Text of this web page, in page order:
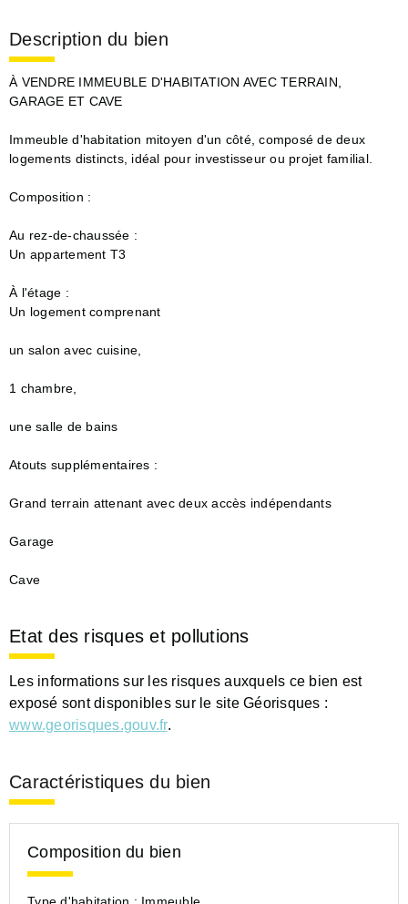
Description du bien
À VENDRE IMMEUBLE D'HABITATION AVEC TERRAIN,
GARAGE ET CAVE
Immeuble d'habitation mitoyen d'un côté, composé de deux
logements distincts, idéal pour investisseur ou projet familial.
Composition :
Au rez-de-chaussée :
Un appartement T3
À l'étage :
Un logement comprenant
un salon avec cuisine,
1 chambre,
une salle de bains
Atouts supplémentaires :
Grand terrain attenant avec deux accès indépendants
Garage
Cave
Etat des risques et pollutions
Les informations sur les risques auxquels ce bien est
exposé sont disponibles sur le site Géorisques :
www.georisques.gouv.fr.
Caractéristiques du bien
Composition du bien